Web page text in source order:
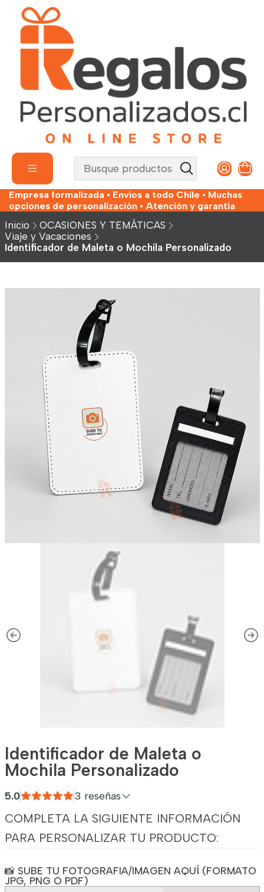
Empresa formalizada • Envíos a todo Chile • Muchas
opciones de personalización • Atención y garantía
Inicio
OCASIONES Y TEMÁTICAS
Viaje y Vacaciones
Identificador de Maleta o Mochila Personalizado
Identificador de Maleta o
Mochila Personalizado
5.0 3 reseñas
COMPLETA LA SIGUIENTE INFORMACIÓN
PARA PERSONALIZAR TU PRODUCTO:
📸 SUBE TU FOTOGRAFIA/IMAGEN AQUÍ (FORMATO
JPG, PNG O PDF)